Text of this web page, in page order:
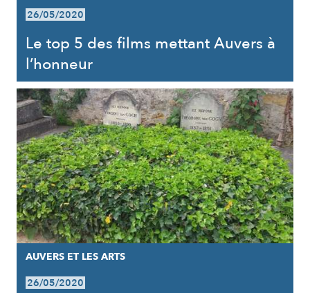
26/05/2020
Le top 5 des films mettant Auvers à
l’honneur
AUVERS ET LES ARTS
26/05/2020